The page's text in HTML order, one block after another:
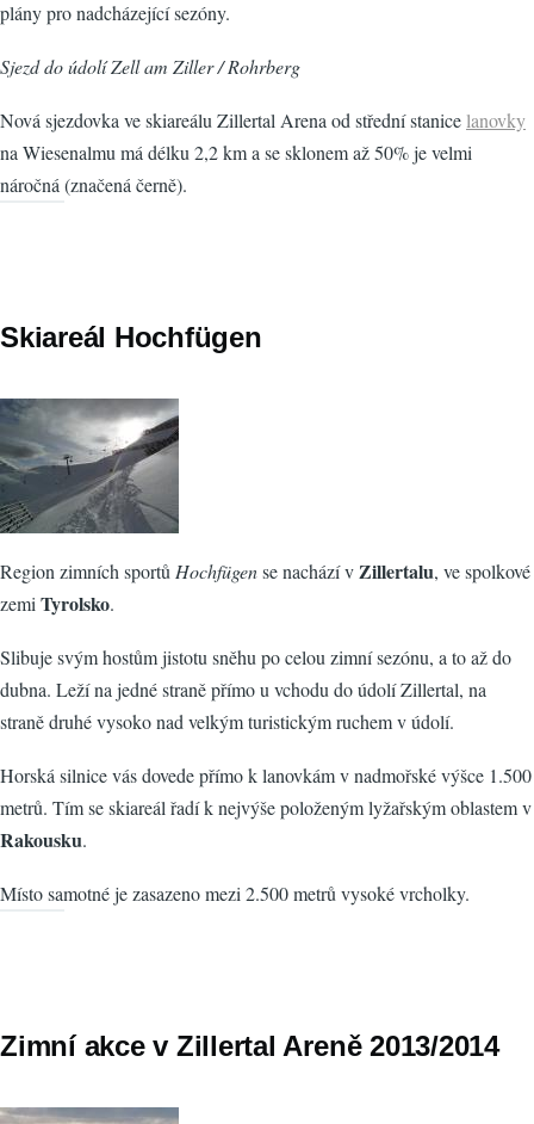
plány pro nadcházející sezóny.
Sjezd do údolí Zell am Ziller / Rohrberg
Nová sjezdovka ve skiareálu Zillertal Arena od střední stanicelanovky
na Wiesenalmu má délku 2,2 km a se sklonem až 50% je velmi
náročná (značená černě).
Skiareál Hochfügen
Region zimních sportů Hochfügense nachází vZillertalu, ve spolkové
zemi Tyrolsko.
Slibuje svým hostům jistotu sněhu po celou zimní sezónu, a to až do
dubna. Leží na jedné straně přímo u vchodu do údolí Zillertal, na
straně druhé vysoko nad velkým turistickým ruchem v údolí.
Horská silnice vás dovede přímo k lanovkám v nadmořské výšce 1.500
metrů. Tím se skiareál řadí k nejvýše položeným lyžařským oblastem v
Rakousku.
Místo samotné je zasazeno mezi 2.500 metrů vysoké vrcholky.
Zimní akce v Zillertal Areně 2013/2014